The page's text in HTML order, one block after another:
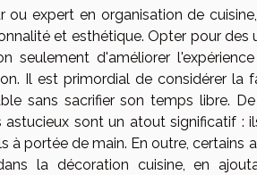
ou expert en organisation de
et esthétique. Opter pour des
seulement d'améliorer
Il est primordial de considérer
sans sacrifier son temps libre.
astucieux sont un atout significatif :
à portée de main. En outre, certains
la décoration cuisine, en